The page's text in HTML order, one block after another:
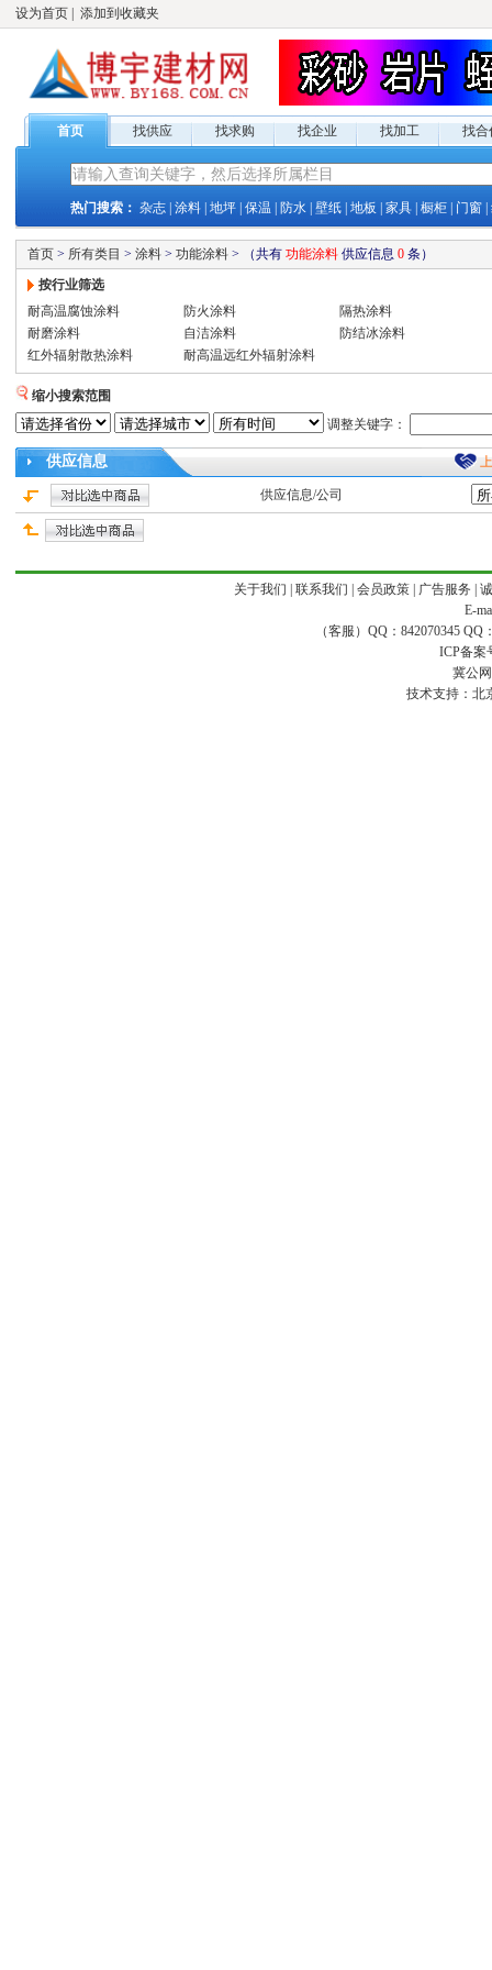
设为首页 添加到收藏夹
首页 找供应 找求购 找企业 找加工 找合
热门搜索： 杂志 涂料 地坪 保温 防水 壁纸 地板 家具 橱柜 门窗
首页 > 所有类目 > 涂料 > 功能涂料 > （共有 功能涂料 供应信息 0 条）
按行业筛选
耐高温腐蚀涂料
防火涂料
隔热涂料
耐磨涂料
自洁涂料
防结冰涂料
红外辐射散热涂料
耐高温远红外辐射涂料
缩小搜索范围
调整关键字：
供应信息
供应信息/公司
关于我们 联系我们 会员政策| 广告服务
E-
（客服）QQ：842070345 QQ
ICP备案
冀公
技术支持： 北